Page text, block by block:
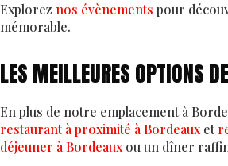
Explorez nos évènements pour
mémorable.
LES MEILLEURES OPTIONS
En plus de notre emplacement à
restaurant à proximité à Bordeauxet
déjeuner à Bordeauxou un dîner